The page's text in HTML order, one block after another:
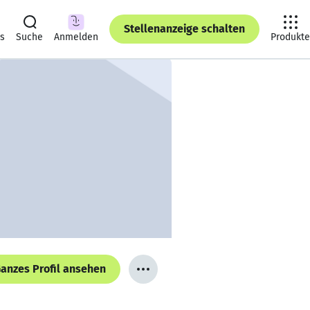
Suche Anmelden
Stellenanzeige schalten
Produkte
Profil ansehen